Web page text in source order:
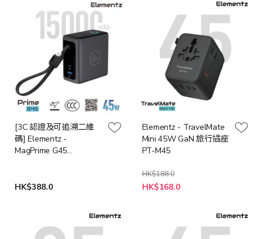
[3C 認證及可追溯二維
碼] Elementz -
MagPrime G45
HK$388.0
Elementz - TravelMate
Mini 45W GaN 旅行插座
PT-M45
HK$188.0
特
殊
HK$168.0